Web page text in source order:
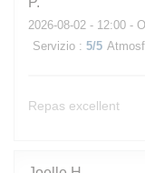
2026-08-02 - 12:00 -
Servizio : 5/5
Repas excellent